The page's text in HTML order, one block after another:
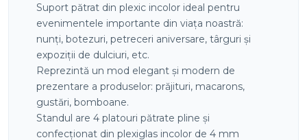
Suport pătrat din plexic incolor ideal pentru
evenimentele importante din viața noastră:
nunți, botezuri, petreceri aniversare, târguri și
expoziții de dulciuri, etc.
Reprezintă un mod elegant și modern de
prezentare a produselor: prăjituri, macarons,
gustări, bomboane.
Standul are 4 platouri pătrate pline și
confecționat din plexiglas incolor de 4 mm